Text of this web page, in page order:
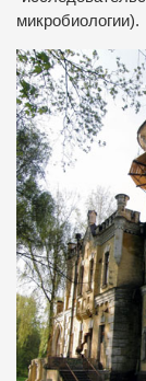
микробиологии).